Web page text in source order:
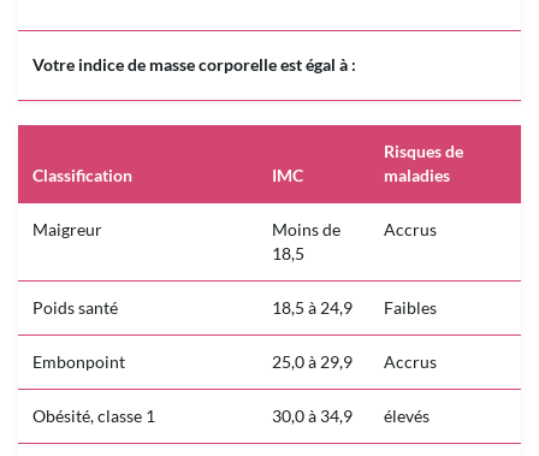
Votre indice de masse corporelle est égal à :
Classification IMC
Risques de
maladies
Maigreur
Moins de
18,5
Accrus
Poids santé 18,5 à 24,9 Faibles
Embonpoint 25,0 à 29,9 Accrus
Obésité, classe 1 30,0 à 34,9 élevés